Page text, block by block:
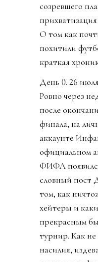
созревшего
О том как
похитили
краткая
День 0. 26
Ровно через
после
финала, на
аккаунте
официальном
ФИФА
словный пост
том, как
хейтеры и
прекрасным
турнир. Как
насилия,